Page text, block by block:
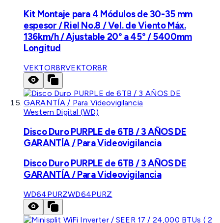
Kit Montaje para 4 Módulos de 30-35 mm
espesor / Riel No.8 / Vel. de Viento Máx.
136km/h / Ajustable 20° a 45° / 5400mm
Longitud
VEKTOR8RVEKTOR8R
Western Digital (WD)
Disco Duro PURPLE de 6TB / 3 AÑOS DE
GARANTÍA / Para Videovigilancia
Disco Duro PURPLE de 6TB / 3 AÑOS DE
GARANTÍA / Para Videovigilancia
WD64PURZWD64PURZ